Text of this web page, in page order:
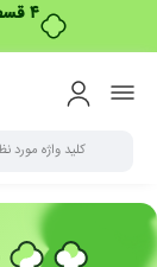
۴ قسط، بدون کارمزد